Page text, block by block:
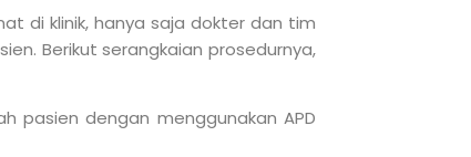
di klinik, hanya saja dokter dan tim
Berikut serangkaian prosedurnya,
pasien dengan menggunakan APD